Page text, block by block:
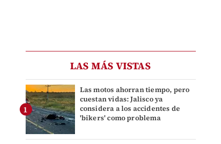
LAS MÁS VISTAS
Las motos ahorran tiempo, pero
cuestan vidas: Jalisco ya
considera a los accidentes de
'bikers' como problema